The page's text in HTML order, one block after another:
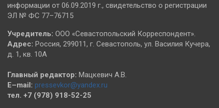
информации от 06.09.2019 г., свидетельство о регистрации
ЭЛ № ФС 77–76715
Учредитель: ООО «Севастопольский Корреспондент».
Адрес: Россия, 299011, г. Севастополь, ул. Василия Кучера,
д. 1, кв. 10А
Главный редактор: Мацкевич А.В.
E–mail: pressevkor@yandex.ru
тел. +7 (978) 918-52-25